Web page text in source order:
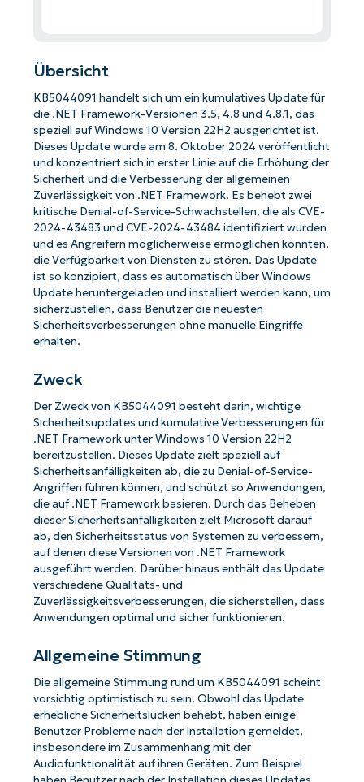
Übersicht
KB5044091 handelt sich um ein kumulatives Update für
die .NET Framework-Versionen 3.5, 4.8 und 4.8.1, das
speziell auf Windows 10 Version 22H2 ausgerichtet ist.
Dieses Update wurde am 8. Oktober 2024 veröffentlicht
und konzentriert sich in erster Linie auf die Erhöhung der
Sicherheit und die Verbesserung der allgemeinen
Zuverlässigkeit von .NET Framework. Es behebt zwei
kritische Denial-of-Service-Schwachstellen, die als CVE-
2024-43483 und CVE-2024-43484 identifiziert wurden
und es Angreifern möglicherweise ermöglichen könnten,
die Verfügbarkeit von Diensten zu stören. Das Update
ist so konzipiert, dass es automatisch über Windows
Update heruntergeladen und installiert werden kann, um
sicherzustellen, dass Benutzer die neuesten
Sicherheitsverbesserungen ohne manuelle Eingriffe
erhalten.
Zweck
Der Zweck von KB5044091 besteht darin, wichtige
Sicherheitsupdates und kumulative Verbesserungen für
.NET Framework unter Windows 10 Version 22H2
bereitzustellen. Dieses Update zielt speziell auf
Sicherheitsanfälligkeiten ab, die zu Denial-of-Service-
Angriffen führen können, und schützt so Anwendungen,
die auf .NET Framework basieren. Durch das Beheben
dieser Sicherheitsanfälligkeiten zielt Microsoft darauf
ab, den Sicherheitsstatus von Systemen zu verbessern,
auf denen diese Versionen von .NET Framework
ausgeführt werden. Darüber hinaus enthält das Update
verschiedene Qualitäts- und
Zuverlässigkeitsverbesserungen, die sicherstellen, dass
Anwendungen optimal und sicher funktionieren.
Allgemeine Stimmung
Die allgemeine Stimmung rund um KB5044091 scheint
vorsichtig optimistisch zu sein. Obwohl das Update
erhebliche Sicherheitslücken behebt, haben einige
Benutzer Probleme nach der Installation gemeldet,
insbesondere im Zusammenhang mit der
Audiofunktionalität auf ihren Geräten. Zum Beispiel